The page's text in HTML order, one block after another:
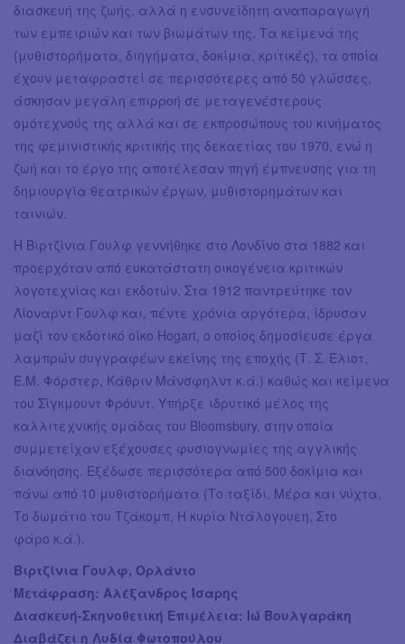
διασκευή της ζωής, αλλά η ενσυνείδητη αναπαραγωγή
των εμπειριών και των βιωμάτων της. Τα κείμενά της
(μυθιστορήματα, διηγήματα, δοκίμια, κριτικές), τα οποία
έχουν μεταφραστεί σε περισσότερες από 50 γλώσσες,
άσκησαν μεγάλη επιρροή σε μεταγενέστερους
ομότεχνούς της αλλά και σε εκπροσώπους του κινήματος
της φεμινιστικής κριτικής της δεκαετίας του 1970, ενώ η
ζωή και το έργο της αποτέλεσαν πηγή έμπνευσης για τη
δημιουργία θεατρικών έργων, μυθιστορημάτων και
ταινιών.
Η Βιρτζίνια Γουλφ γεννήθηκε στο Λονδίνο στα 1882 και
προερχόταν από ευκατάστατη οικογένεια κριτικών
λογοτεχνίας και εκδοτών. Στα 1912 παντρεύτηκε τον
Λίοναρντ Γουλφ και, πέντε χρόνια αργότερα, ίδρυσαν
μαζί τον εκδοτικό οίκο Hogart, ο οποίος δημοσίευσε έργα
λαμπρών συγγραφέων εκείνης της εποχής (Τ. Σ. Έλιοτ,
Ε.Μ. Φόρστερ, Κάθριν Μάνσφηλντ κ.ά.) καθώς και κείμενα
του Σίγκμουντ Φρόυντ. Υπήρξε ιδρυτικό μέλος της
καλλιτεχνικής ομάδας του Bloomsbury, στην οποία
συμμετείχαν εξέχουσες φυσιογνωμίες της αγγλικής
διανόησης. Εξέδωσε περισσότερα από 500 δοκίμια και
πάνω από 10 μυθιστορήματα (Το ταξίδι, Μέρα και νύχτα,
Το δωμάτιο του Τζάκομπ, Η κυρία Ντάλογουεη, Στο
φάρο κ.ά.).
Βιρτζίνια Γουλφ, Ορλάντο
Μετάφραση: Αλέξανδρος Ίσαρης
Διασκευή-Σκηνοθετική Επιμέλεια: Ιώ Βουλγαράκη
Διαβάζει η Λυδία Φωτοπούλου